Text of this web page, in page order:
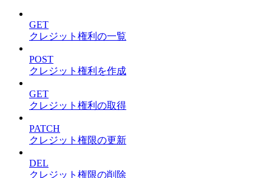
GET
クレジット権利の一覧
POST
クレジット権利を作成
GET
クレジット権利の取得
PATCH
クレジット権限の更新
DEL
クレジット権限の削除